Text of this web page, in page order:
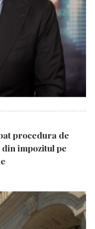
procedura de
impozitul pe